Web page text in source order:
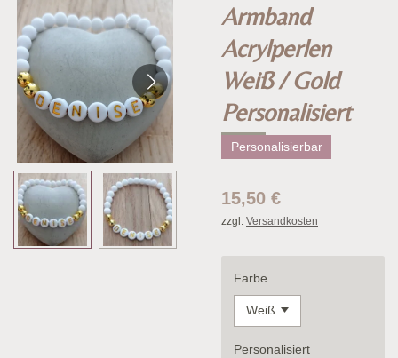
Armband
Acrylperlen
Weiß / Gold
Personalisiert
Personalisierbar
15,50 €
zzgl. Versandkosten
Farbe
Personalisiert